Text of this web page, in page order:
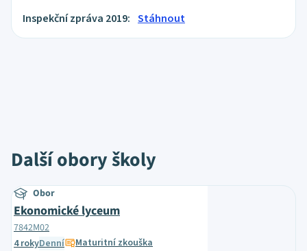
Inspekční zpráva 2019: Stáhnout
Další obory školy
Obor
Ekonomické lyceum
7842M02
4 rokyDenní Maturitní zkouška